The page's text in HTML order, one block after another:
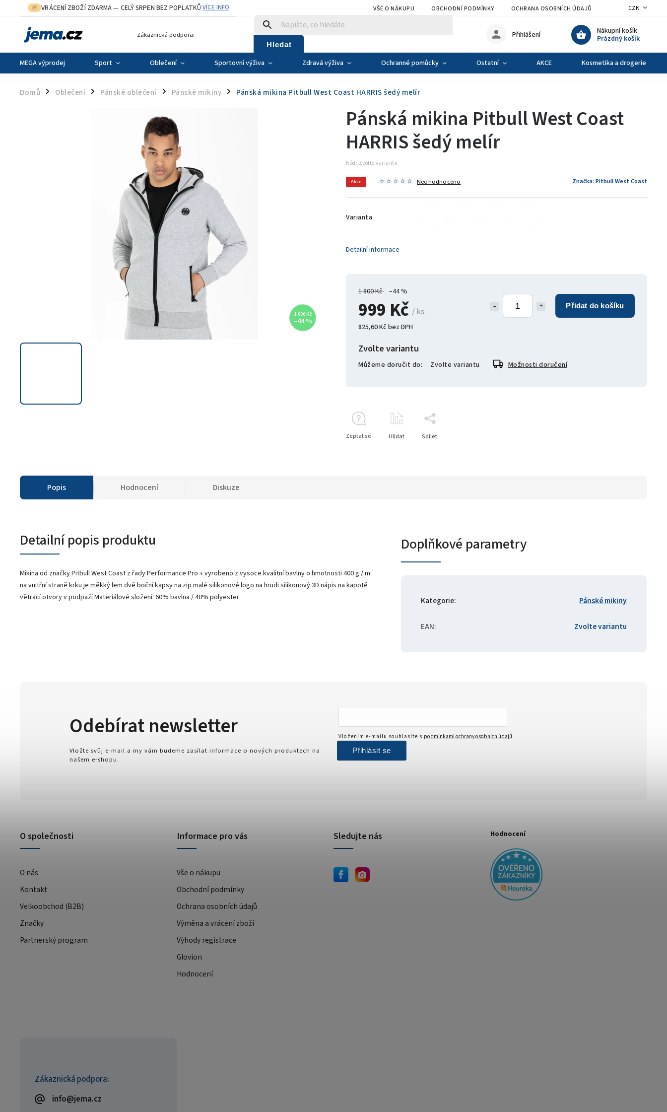
🎁 VRÁCENÍ ZBOŽÍ ZDARMA— CELÝ SRPEN BEZ POPLATKŮ·VÍCE INFO VŠE O NÁKUPU OBCHODNÍ PODMÍNKY OCHRANA OSOBNÍCH ÚDAJŮ VÝMĚNA A VRÁCENÍ
CZK
Zákaznická podpora:
Hledat
Nákupní košík
Prázdný košík
Přihlášení
MEGA výprodej Sport Oblečení Sportovní výživa Zdravá výživa Ochranné pomůcky Ostatní AKCE Kosmetika a drogerie
Domů / Oblečení / Pánské oblečení / Pánské mikiny / Pánská mikina Pitbull West Coast HARRIS šedý melír
1 800 Kč
–44 %
1 800 Kč –44 %
999 Kč / ks
825,60 Kč bez DPH
Přidat do košíku
Zvolte variantu
Můžeme doručit do: Zvolte variantu Možnosti doručení
Pánská mikina Pitbull West Coast
HARRIS šedý melír
Kód: Zvolte variantu
Akce Neohodnoceno Značka: Pitbull West Coast
Varianta
Detailní informace
Zeptat se Hlídat Sdílet
Popis Hodnocení Diskuze
Detailní popis produktu
Mikina od značky Pitbull West Coast z řady Performance Pro + vyrobeno z vysoce kvalitní bavlny o hmotnosti 400 g / m
na vnitřní straně krku je měkký lem dvě boční kapsy na zip malé silikonové logo na hrudi silikonový 3D nápis na kapotě
větrací otvory v podpaží Materiálové složení: 60% bavlna / 40% polyester
Doplňkové parametry
Kategorie: Pánské mikiny
EAN: Zvolte variantu
Zákaznická podpora:
info@jema.cz
O společnosti
O nás
Kontakt
Velkoobchod (B2B)
Značky
Partnerský program
Informace pro vás
Vše o nákupu
Obchodní podmínky
Ochrana osobních údajů
Výměna a vrácení zboží
Výhody registrace
Glovion
Hodnocení
Odebírat newsletter
Vložte svůj e-mail a my vám budeme zasílat informace o nových produktech na
našem e-shopu.
Vložením e-mailu souhlasíte s podmínkami ochrany osobních údajů
Přihlásit se
Sledujte nás Hodnocení